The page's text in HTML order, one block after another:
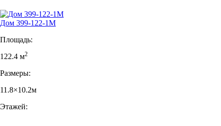
Дом 399-122-1М
Площадь:
122.4 м2
Размеры:
11.8×10.2м
Этажей: